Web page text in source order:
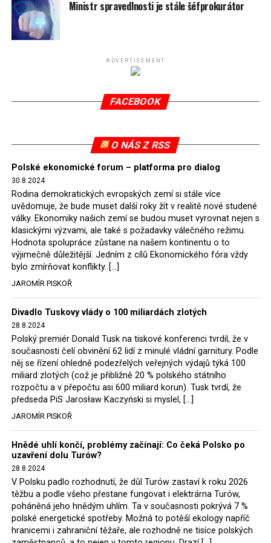
spotřeby.
Připomeňme, že ukončení těžby hnědého uhlí pro
(SDEU) v souvislosti se stížnostmi českých samospráv
verdiktem španělské soudkyně Rosario Silva de Lapureta
tomuto rozhodnutí nevyhověla, proto na žádost
2022, než byl tento případ z důvodu uzavření dohody
Polska s Českou republikou o odstranění příčin sporu o
důl Turów vymazán z rejstříku tribunálu. Celkem si
Polsko nechalo z přiznaných evropských fondů odečíst
asi 70 milionů eur na pokutách a 45 milionů eur
zaplatilo jako odškodnění České republice – ale jak důl,
tak elektrárna nadále fungovaly. Už tehdy zástupci
tehdejší opozice a dnes vládnoucí koalice, jako
místopředseda Občanské platformy (PO) Rafał
Hołownia, přímo řekli, že by se polská vláda měla
tomuto rozhodnutí podřídit.
Rozhodnutí polského ministra spravedlnosti jistě potěší
německé, české a polské ekology, ale i těžaře. Je těžké si
představit, že by o takové věci rozhodoval sám ministr
Bodnar. Musel získat politický souhlas vládnoucí koalice.
Stále jsou totiž platné argumenty Morawieckého vlády,
že důl i elektrárna jsou – kromě zabezpečování cca 7 %
polského energetického mixu – klíčovými podniky, spolu
se svými dceřinými společnostmi zaměstnávají cca pět
tisíc lidí. Navíc s činností dolu a elektrárny nepřímo
souvisí dalších několik desítek tisíc pracovních míst v
regionu. Zelená politika ale opět zvítězila.
Rozhodnutí polského ministra spravedlnosti jistě potěší
Ministr spravedlnosti je stále šéfprokurátor
ADVERTISEMENT
FACEBOOK
O NÁS Z RSS
Polské ekonomické forum – platforma pro dialog
30.8.2024
Rodina demokratických evropských zemí si stále více
uvědomuje, že bude muset další roky žít v realitě nové studené
války. Ekonomiky našich zemí se budou muset vyrovnat nejen s
klasickými výzvami, ale také s požadavky válečného režimu.
Hodnota spolupráce zůstane na našem kontinentu o to
výjimečně důležitější. Jedním z cílů Ekonomického fóra vždy
bylo zmírňovat konflikty. […]
JAROMÍR PISKOŘ
Divadlo Tuskovy vlády o 100 miliardách zlotých
28.8.2024
Polský premiér Donald Tusk na tiskové konferenci tvrdil, že v
současnosti čelí obvinění 62 lidí z minulé vládní garnitury. Podle
něj se řízení ohledně podezřelých veřejných výdajů týká 100
miliard zlotých (což je přibližně 20 % polského státního
rozpočtu a v přepočtu asi 600 miliard korun). Tusk tvrdí, že
předseda PiS Jarosław Kaczyński si myslel, […]
JAROMÍR PISKOŘ
Hnědé uhlí končí, problémy začínají: Co čeká Polsko po
uzavření dolu Turów?
28.8.2024
V Polsku padlo rozhodnutí, že důl Turów zastaví k roku 2026
těžbu a podle všeho přestane fungovat i elektrárna Turów,
poháněná jeho hnědým uhlím. Ta v současnosti pokrývá 7 %
polské energetické spotřeby. Možná to potěší ekology napříč
hranicemi i zahraniční těžaře, ale rozhodně ne tisíce polských